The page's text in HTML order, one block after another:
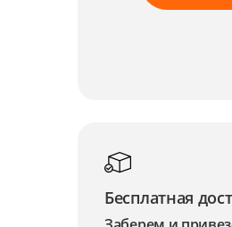
Бесплатная